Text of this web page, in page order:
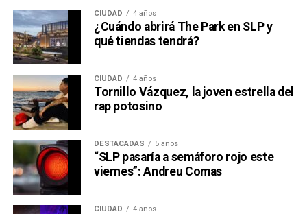
CIUDAD 4 años
¿Cuándo abrirá The Park en SLP y
qué tiendas tendrá?
CIUDAD 4 años
Tornillo Vázquez, la joven estrella del
rap potosino
DESTACADAS 5 años
“SLP pasaría a semáforo rojo este
viernes”: Andreu Comas
CIUDAD 4 años